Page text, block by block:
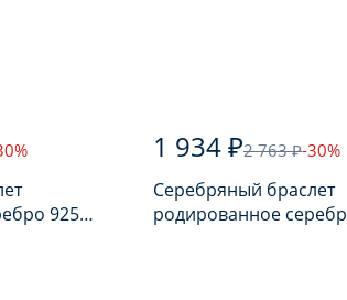
925
1 934 ₽2 763 ₽-30%
Серебряный браслет
родированное